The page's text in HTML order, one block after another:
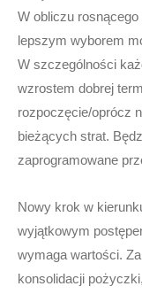
W obliczu
lepszym wyborem
W szczególności
wzrostem dobrej
rozpoczęcie/oprócz
bieżących strat.
zaprogramowane
Nowy krok w
wyjątkowym
wymaga wartości.
konsolidacji